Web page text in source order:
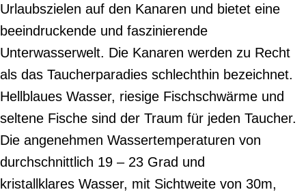
Urlaubszielen auf den Kanaren und bietet eine
beeindruckende und faszinierende
Unterwasserwelt. Die Kanaren werden zu Recht
als das Taucherparadies schlechthin bezeichnet.
Hellblaues Wasser, riesige Fischschwärme und
seltene Fische sind der Traum für jeden Taucher.
Die angenehmen Wassertemperaturen von
durchschnittlich 19 – 23 Grad und
kristallklares Wasser, mit Sichtweite von 30m,